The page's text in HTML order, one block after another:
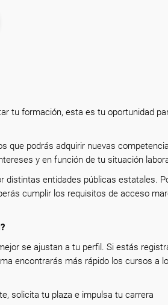
tu formación, esta es tu oportunidad
que podrás adquirir nuevas
y en función de tu situación
distintas entidades públicas estatales.
cumplir los requisitos de acceso
se ajustan a tu perfil. Si estás
encontrarás más rápido los cursos a
solicita tu plaza e impulsa tu carrera